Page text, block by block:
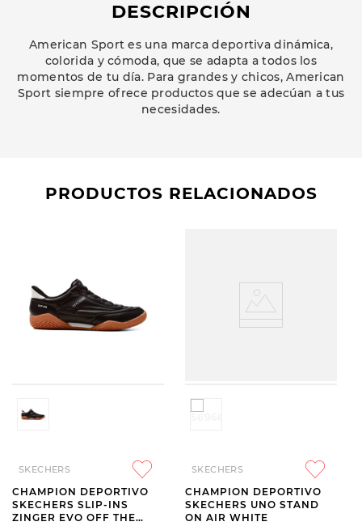
DESCRIPCIÓN
American Sport es una marca deportiva dinámica,
colorida y cómoda, que se adapta a todos los
momentos de tu día. Para grandes y chicos, American
Sport siempre ofrece productos que se adecúan a tus
necesidades.
PRODUCTOS RELACIONADOS
SKECHERS
CHAMPION DEPORTIVO
SKECHERS SLIP-INS
ZINGER EVO OFF THE
SKECHERS
CHAMPION DEPORTIVO
SKECHERS UNO STAND
ON AIR WHITE